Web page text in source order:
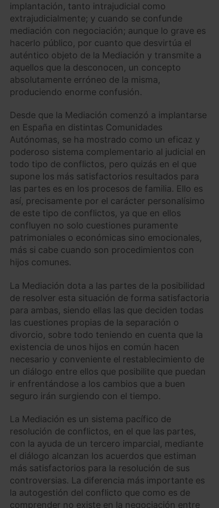
implantación, tanto intrajudicial como
extrajudicialmente; y cuando se confunde
mediación con negociación; aunque lo grave es
hacerlo público, por cuanto que desvirtúa el
auténtico objeto de la Mediación y transmite a
aquellos que la desconocen, un concepto
absolutamente erróneo de la misma,
produciendo enorme confusión.
Desde que la Mediación comenzó a implantarse
en España en distintas Comunidades
Autónomas, se ha mostrado como un eficaz y
poderoso sistema complementario al judicial en
todo tipo de conflictos, pero quizás en el que
supone los más satisfactorios resultados para
las partes es en los procesos de familia. Ello es
así, precisamente por el carácter personalísimo
de este tipo de conflictos, ya que en ellos
confluyen no solo cuestiones puramente
patrimoniales o económicas sino emocionales,
más si cabe cuando son procedimientos con
hijos comunes.
La Mediación dota a las partes de la posibilidad
de resolver esta situación de forma satisfactoria
para ambas, siendo ellas las que deciden todas
las cuestiones propias de la separación o
divorcio, sobre todo teniendo en cuenta que la
existencia de unos hijos en común hacen
necesario y conveniente el restablecimiento de
un diálogo entre ellos que posibilite que puedan
ir enfrentándose a los cambios que a buen
seguro irán surgiendo con el tiempo.
La Mediación es un sistema pacífico de
resolución de conflictos, en el que las partes,
con la ayuda de un tercero imparcial, mediante
el diálogo alcanzan los acuerdos que estiman
más satisfactorios para la resolución de sus
controversias. La diferencia más importante es
la autogestión del conflicto que como es de
comprender no existe en la negociación entre